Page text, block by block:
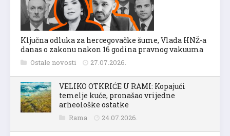
Ključna odluka za hercegovačke šume, Vlada HNŽ-a
danas o zakonu nakon 16 godina pravnog vakuuma
Ostale novosti 27.07.2026.
VELIKO OTKRIĆE U RAMI: Kopajući
temelje kuće, pronašao vrijedne
arheološke ostatke
Rama 24.07.2026.